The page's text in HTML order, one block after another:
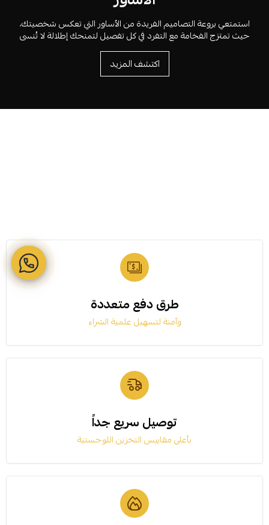
استمتعي بروعة التصاميم الفريدة من الأساور التي تعكس شخصيتك،
حيث تمتزج الفخامة مع التفرد في كل تفصيل لتمنحك إطلالة لا تُنسى
اكتشف المزيد
طرق دفع متعددة
وآمنة لتسهيل علمية الشراء
توصيل سريع جداً
بأعلى مقاييس التخزين اللوجستية